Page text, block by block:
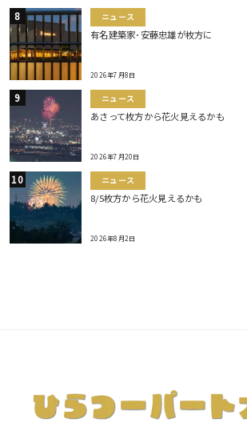
ニュース
有名建築家･安藤忠雄が枚方に
2026年7月8日
ニュース
あさって枚方から花火見えるかも
2026年7月20日
ニュース
8/5枚方から花火見えるかも
2026年8月2日